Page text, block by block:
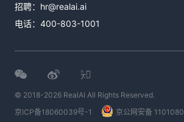
招聘： hr@realai.ai
电话： 400-803-1001
© 2018-2026 RealAI All Rights Reserved.
京ICP备18060039号-1
京公网安备